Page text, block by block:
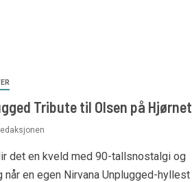
Tribute til Olsen på Hjørnet
det en kveld med 90-tallsnostalgi og
en egen Nirvana Unplugged-hyllest